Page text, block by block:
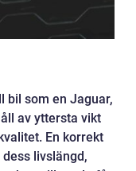
bil som en Jaguar,
av yttersta vikt
En korrekt
livslängd,